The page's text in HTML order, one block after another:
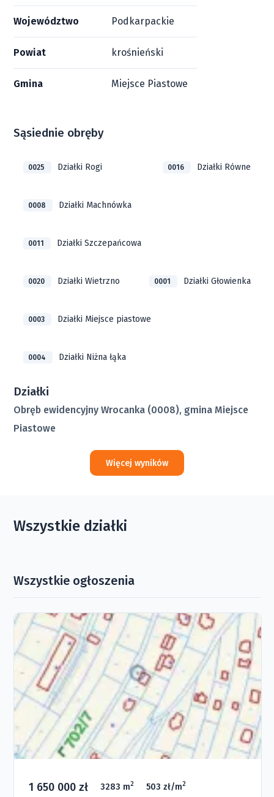
Województwo Podkarpackie
Powiat krośnieński
Gmina Miejsce Piastowe
Sąsiednie obręby
0025 Działki Rogi 0016 Działki Równe
0008 Działki Machnówka
0011 Działki Szczepańcowa
0020 Działki Wietrzno 0001 Działki Głowienka
0003 Działki Miejsce piastowe
0004 Działki Niżna łąka
Działki
Obręb ewidencyjny Wrocanka (0008), gmina Miejsce
Piastowe
Więcej wyników
Wszystkie działki
Wszystkie ogłoszenia
1 650 000 zł 3283 m2 503 zł/m2